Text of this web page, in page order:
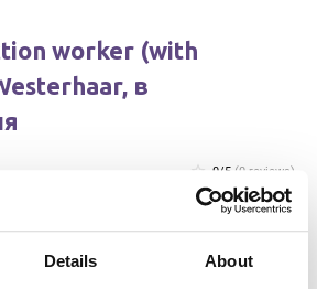
Details About
worker (with
в
star_border 0/5 (0 reviews)
Westerhaar, Netherlands